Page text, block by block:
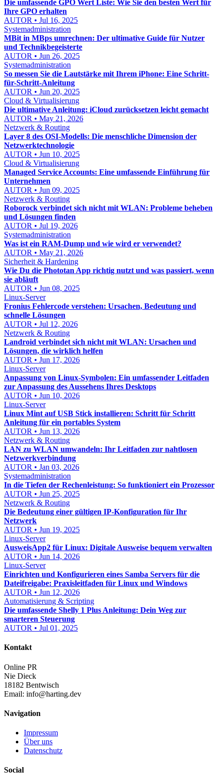
Die umfassende GPO Wert Liste: Wie Sie den besten Wert für
Ihre GPO erhalten
AUTOR • Jul 16, 2025
Systemadministration
MBit in MBps umrechnen: Der ultimative Guide für Nutzer
und Technikbegeisterte
AUTOR • Jun 26, 2025
Systemadministration
So messen Sie die Lautstärke mit Ihrem iPhone: Eine Schritt-
für-Schritt-Anleitung
AUTOR • Jun 20, 2025
Cloud & Virtualisierung
Die ultimative Anleitung: iCloud zurücksetzen leicht gemacht
AUTOR • May 21, 2026
Netzwerk & Routing
Layer 8 des OSI-Modells: Die menschliche Dimension der
Netzwerktechnologie
AUTOR • Jun 10, 2025
Cloud & Virtualisierung
Managed Service Accounts: Eine umfassende Einführung für
Unternehmen
AUTOR • Jun 09, 2025
Netzwerk & Routing
Roborock verbindet sich nicht mit WLAN: Probleme beheben
und Lösungen finden
AUTOR • Jul 19, 2026
Systemadministration
Was ist ein RAM-Dump und wie wird er verwendet?
AUTOR • May 21, 2026
Sicherheit & Hardening
Wie Du die Phototan App richtig nutzt und was passiert, wenn
sie abläuft
AUTOR • Jun 08, 2025
Linux-Server
Fronius Fehlercode verstehen: Ursachen, Bedeutung und
schnelle Lösungen
AUTOR • Jul 12, 2026
Netzwerk & Routing
Landroid verbindet sich nicht mit WLAN: Ursachen und
Lösungen, die wirklich helfen
AUTOR • Jun 17, 2026
Linux-Server
Anpassung von Linux-Symbolen: Ein umfassender Leitfaden
zur Anpassung des Aussehens Ihres Desktops
AUTOR • Jun 10, 2026
Linux-Server
Linux Mint auf USB Stick installieren: Schritt für Schritt
Anleitung für ein portables System
AUTOR • Jun 13, 2026
Netzwerk & Routing
LAN zu WLAN umwandeln: Ihr Leitfaden zur nahtlosen
Netzwerkverbindung
AUTOR • Jan 03, 2026
Systemadministration
In die Tiefen der Rechenleistung: So funktioniert ein Prozessor
AUTOR • Jun 25, 2025
Netzwerk & Routing
Die Bedeutung einer gültigen IP-Konfiguration für Ihr
Netzwerk
AUTOR • Jun 19, 2025
Linux-Server
AusweisApp2 für Linux: Digitale Ausweise bequem verwalten
AUTOR • Jun 14, 2026
Linux-Server
Einrichten und Konfigurieren eines Samba Servers für die
Dateifreigabe: Praxisleitfaden für Linux und Windows
AUTOR • Jun 12, 2026
Automatisierung & Scripting
Die umfassende Shelly 1 Plus Anleitung: Dein Weg zur
smarteren Steuerung
AUTOR • Jul 01, 2025
Kontakt
Online PR
Nie Dieck
18182 Bentwisch
Email: info@harting.dev
Navigation
Impressum
Über uns
Datenschutz
Social